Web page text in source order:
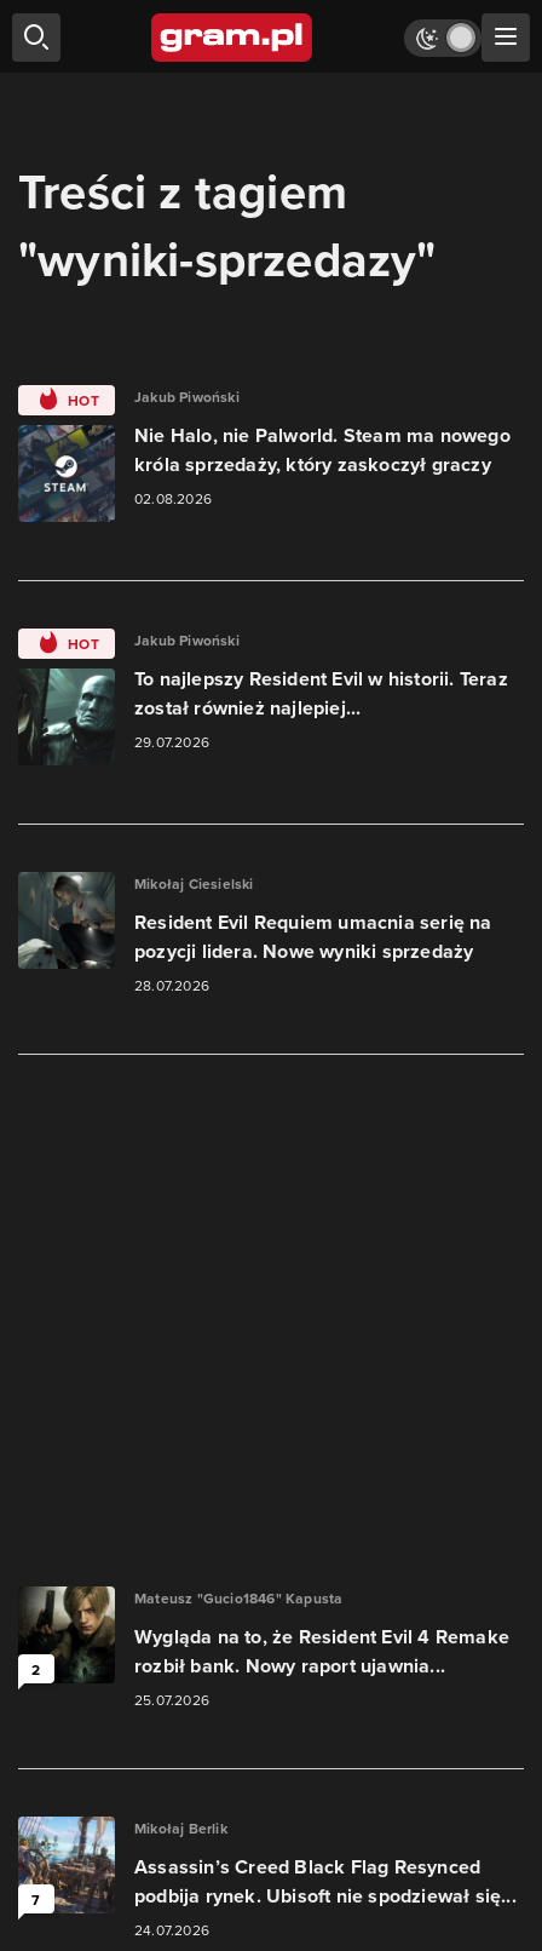
Treści z tagiem
"wyniki-sprzedazy"
HOT Jakub Piwoński
Nie Halo, nie Palworld. Steam ma nowego
króla sprzedaży, który zaskoczył graczy
02.08.2026
HOT Jakub Piwoński
To najlepszy Resident Evil w historii. Teraz
został również najlepiej...
29.07.2026
Mikołaj Ciesielski
Resident Evil Requiem umacnia serię na
pozycji lidera. Nowe wyniki sprzedaży
28.07.2026
2
Mateusz "Gucio1846" Kapusta
Wygląda na to, że Resident Evil 4 Remake
rozbił bank. Nowy raport ujawnia...
25.07.2026
7
Mikołaj Berlik
Assassin’s Creed Black Flag Resynced
podbija rynek. Ubisoft nie spodziewał się...
24.07.2026